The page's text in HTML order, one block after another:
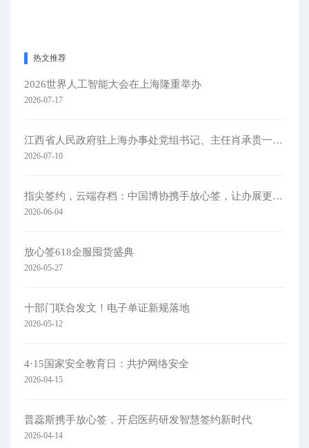
热文推荐
2026世界人工智能大会在上海隆重举办
2026-07-17
江西省人民政府驻上海办事处党组书记、主任肖承贵一行莅临集团考察
2026-07-10
指尖签约，云端存档：中国博协携手放心签，让办展更简单
2026-06-04
放心签618企服囤货盛典
2026-05-27
十部门联合发文！电子单证新规落地
2026-05-12
4·15国家安全教育日：共护网络安全​
2026-04-15
普蕊斯携手放心签，开启医药研发智慧签约新时代
2026-04-14